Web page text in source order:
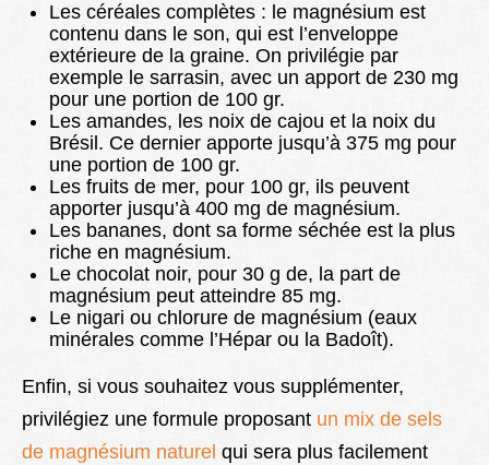
Les céréales complètes : le magnésium est
contenu dans le son, qui est l’enveloppe
extérieure de la graine. On privilégie par
exemple le sarrasin, avec un apport de 230 mg
pour une portion de 100 gr.
Les amandes, les noix de cajou et la noix du
Brésil. Ce dernier apporte jusqu’à 375 mg pour
une portion de 100 gr.
Les fruits de mer, pour 100 gr, ils peuvent
apporter jusqu’à 400 mg de magnésium.
Les bananes, dont sa forme séchée est la plus
riche en magnésium.
Le chocolat noir, pour 30 g de, la part de
magnésium peut atteindre 85 mg.
Le nigari ou chlorure de magnésium (eaux
minérales comme l’Hépar ou la Badoît).
Enfin, si vous souhaitez vous supplémenter,
privilégiez une formule proposant un mix de sels
de magnésium naturel qui sera plus facilement